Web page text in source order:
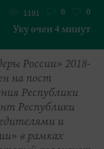
1101 0 0
Уку өчен 4 минут
России» 2018-
на пост
Республики
Республики
и
в рамках